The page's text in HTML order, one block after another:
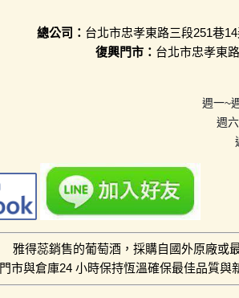
總公司： 台北市忠孝東路三段251巷
復興門市： 台北市忠孝東
週一~
週
雅得蕊銷售的葡萄酒，採購自國外原廠或
門市與倉庫24 小時保持恆溫確保最佳品質與